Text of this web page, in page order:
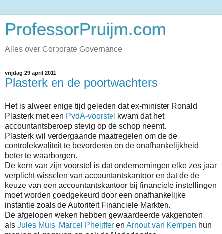
ProfessorPruijm.com
Alles over Corporate Governance
vrijdag 29 april 2011
Plasterk en de poortwachters
Het is alweer enige tijd geleden dat ex-minister Ronald
Plasterk met een PvdA-voorstel kwam dat het
accountantsberoep stevig op de schop neemt.
Plasterk wil verdergaande maatregelen om de de
controlekwaliteit te bevorderen en de onafhankelijkheid
beter te waarborgen.
De kern van zijn voorstel is dat ondernemingen elke zes jaar
verplicht wisselen van accountantskantoor en dat de de
keuze van een accountantskantoor bij financiele instellingen
moet worden goedgekeurd door een onafhankelijke
instantie zoals de Autoriteit Financiele Markten.
De afgelopen weken hebben gewaardeerde vakgenoten
als Jules Muis, Marcel Pheijffer en Arnout van Kempen hun